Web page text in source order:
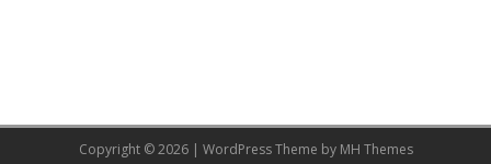
Copyright © 2026 | WordPress Theme by MH Themes